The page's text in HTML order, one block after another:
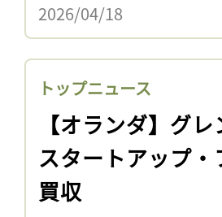
2026/04/18
トップニュース
【オランダ】グ
スタートアップ
買収